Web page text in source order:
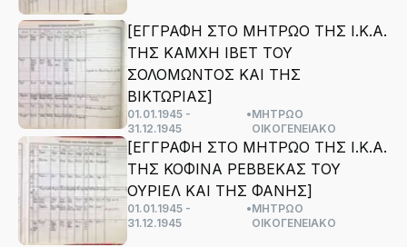
[ΕΓΓΡΑΦΗ ΣΤΟ ΜΗΤΡΩΟ ΤΗΣ Ι.Κ.Α.
ΤΗΣ ΚΑΜΧΗ ΙΒΕΤ ΤΟΥ
ΣΟΛΟΜΩΝΤΟΣ ΚΑΙ ΤΗΣ
ΒΙΚΤΩΡΙΑΣ]
01.01.1945 -
31.12.1945
•ΜΗΤΡΩΟ
ΟΙΚΟΓΕΝΕΙΑΚΟ
[ΕΓΓΡΑΦΗ ΣΤΟ ΜΗΤΡΩΟ ΤΗΣ Ι.Κ.Α.
ΤΗΣ ΚΟΦΙΝΑ ΡΕΒΒΕΚΑΣ ΤΟΥ
ΟΥΡΙΕΛ ΚΑΙ ΤΗΣ ΦΑΝΗΣ]
01.01.1945 -
31.12.1945
•ΜΗΤΡΩΟ
ΟΙΚΟΓΕΝΕΙΑΚΟ